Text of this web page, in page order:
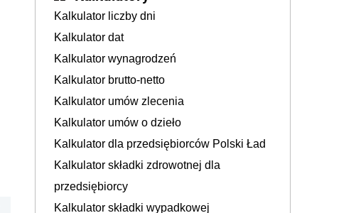
Kalkulator liczby dni
Kalkulator dat
Kalkulator wynagrodzeń
Kalkulator brutto-netto
Kalkulator umów zlecenia
Kalkulator umów o dzieło
Kalkulator dla przedsiębiorców Polski Ład
Kalkulator składki zdrowotnej dla
przedsiębiorcy
Kalkulator składki wypadkowej